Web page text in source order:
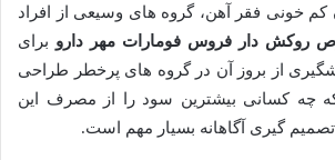
کم خونی فقر آهن، گروه های وسیعی از افراد
روکش دار فروس فومارات مهر دارو برای
از بروز آن در گروه های پرخطر طراحی
چه کسانی بیشترین سود را از مصرف این
گیری آگاهانه بسیار مهم است.